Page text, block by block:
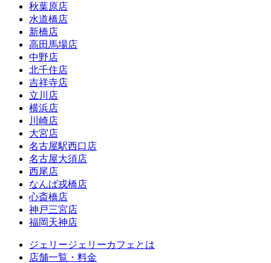
秋葉原店
水道橋店
新橋店
高田馬場店
中野店
北千住店
吉祥寺店
立川店
横浜店
川崎店
大宮店
名古屋駅西口店
名古屋大須店
西尾店
なんば戎橋店
心斎橋店
神戸三宮店
福岡天神店
ジェリージェリーカフェとは
店舗一覧・料金